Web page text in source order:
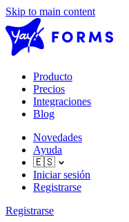
Skip to main content
Producto
Precios
Integraciones
Blog
Novedades
Ayuda
🇪🇸
Iniciar sesión
Registrarse
Registrarse